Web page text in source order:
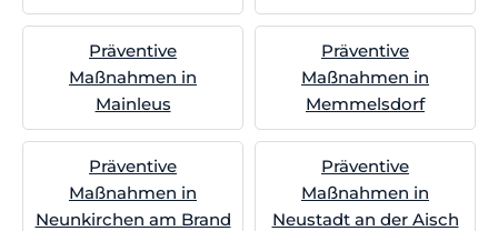
Präventive
Maßnahmen in
Mainleus
Präventive
Maßnahmen in
Memmelsdorf
Präventive
Maßnahmen in
Neunkirchen am Brand
Präventive
Maßnahmen in
Neustadt an der Aisch